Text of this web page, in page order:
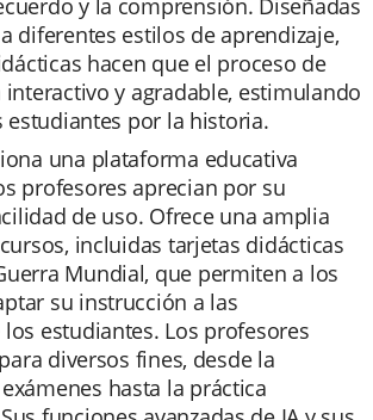
y la comprensión. Diseñadas
diferentes estilos de aprendizaje,
hacen que el proceso de
interactivo y agradable, estimulando
estudiantes por la historia.
una plataforma educativa
profesores aprecian por su
de uso. Ofrece una amplia
incluidas tarjetas didácticas
Mundial, que permiten a los
su instrucción a las
estudiantes. Los profesores
diversos fines, desde la
hasta la práctica